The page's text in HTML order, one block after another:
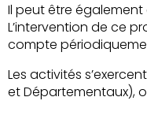
Il peut être
L’intervention de ce
compte
Les activités
et Départementaux),